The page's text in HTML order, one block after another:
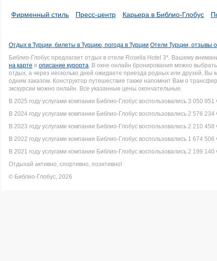
Фирменный стиль Пресс-центр Карьера в Библио-Глобус
Отдых в Турции, билеты в Турцию, погода в Турции Отели Турции, отзывы
Библио-Глобус предлагает отдых в отеле Rosella Hotel 3*. Вашему
на карте и описание курорта. В окне онлайн бронирования можно
отдых, а через несколько дней ожидаете приезда родных или друзей, Вы
одним заказом. Конструктор путешествия также напомнит Вам о
экскурсии можно онлайн. Все указанные цены окончательные.
В 2025 году услугами компании Библио-Глобус воспользовались 3 050 951
В 2024 году услугами компании Библио-Глобус воспользовались 2 576 234
В 2023 году услугами компании Библио-Глобус воспользовались 2 210 458
В 2022 году услугами компании Библио-Глобус воспользовались 1 674 506
В 2021 году услугами компании Библио-Глобус воспользовались 2 199 140
Отдыхай активно, спортивно, позитивно!
© Библио-Глобус, 2026